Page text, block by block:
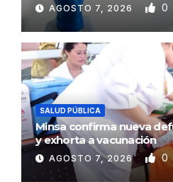
AGOSTO 7, 2026 0
SALUD PÚBLICA
Minsa confirma nueva
y exhorta a vacunación
AGOSTO 7, 2026 0